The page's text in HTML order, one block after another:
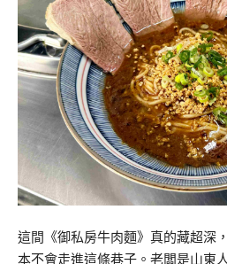
這間《御私房牛肉麵》真的藏超深
本不會走進這條巷子。老闆是山東